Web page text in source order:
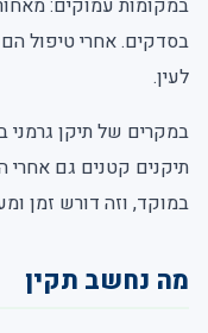
במקומות עמוקים:
בסדקים. אחרי טיפול הם
לעין.
במקרים של תיקן גרמני
תיקנים קטנים גם אחרי
במוקד, וזה דורש זמן
מה נחשב תקין